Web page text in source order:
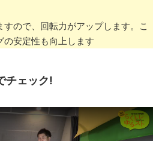
ので、回転力がアップします。こ
安定性も向上します
チェック!